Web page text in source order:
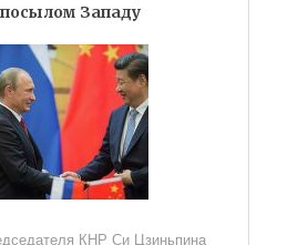
посылом Западу
КНР Си Цзиньпина